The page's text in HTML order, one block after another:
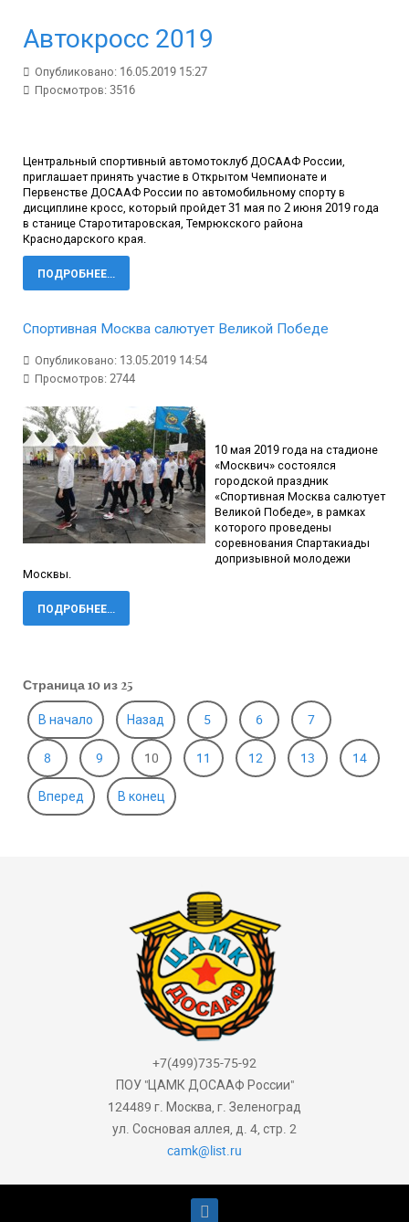
Автокросс 2019
Опубликовано: 16.05.2019 15:27
Просмотров: 3516
Центральный спортивный автомотоклуб ДОСААФ России,
приглашает принять участие в Открытом Чемпионате и
Первенстве ДОСААФ России по автомобильному спорту в
дисциплине кросс, который пройдет 31 мая по 2 июня 2019 года
в станице Старотитаровская, Темрюкского района
Краснодарского края.
ПОДРОБНЕЕ...
Спортивная Москва салютует Великой Победе
Опубликовано: 13.05.2019 14:54
Просмотров: 2744
10 мая 2019 года на стадионе
«Москвич» состоялся
городской праздник
«Спортивная Москва салютует
Великой Победе», в рамках
которого проведены
соревнования Спартакиады
допризывной молодежи
Москвы.
ПОДРОБНЕЕ...
Страница 10 из 25
В начало Назад 5 6 7
8 9 10 11 12 13 14
Вперед В конец
+7(499)735-75-92
ПОУ "ЦАМК ДОСААФ России"
124489 г. Москва, г. Зеленоград
ул. Сосновая аллея, д. 4, стр. 2
camk@list.ru